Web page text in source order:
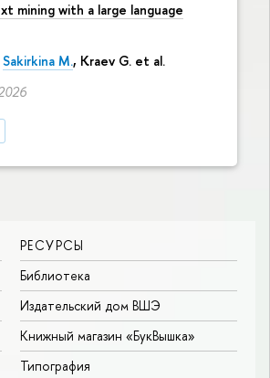
mining with a large language
Sakirkina M., Kraev G. et al.
РЕСУРСЫ
Библиотека
Издательский дом ВШЭ
Книжный магазин «БукВышка»
Типография